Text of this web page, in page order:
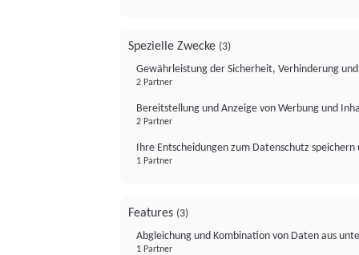
Spezielle Zwecke (3)
Gewährleistung der Sicherheit, Verhinderung
2 Partner
Bereitstellung und Anzeige von Werbung und
2 Partner
Ihre Entscheidungen zum Datenschutz
1 Partner
Features (3)
Abgleichung und Kombination von Daten aus
1 Partner